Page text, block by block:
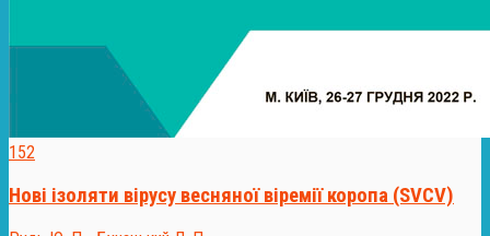
152
Нові ізоляти вірусу весняної віремії коропа (SVCV)